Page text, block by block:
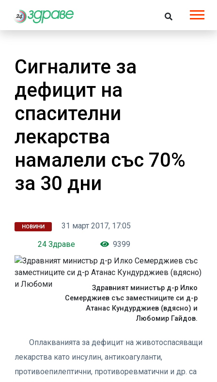
Сигналите за
дефицит на
спасителни
лекарства
намалели със 70%
за 30 дни
НОВИНИ
31 март 2017, 17:05
24 Здраве
9399
Здравният министър д-р Илко
Семерджиев със заместниците си д-р
Атанас Кундурджиев (вдясно) и
Любомир Гайдов.
Оплакванията за дефицит на животоспасяващи
лекарства като инсулин, антикоагуланти,
противоепилептични, противоревматични и др. са